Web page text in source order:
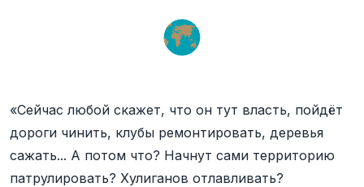
«Сейчас любой скажет, что он тут власть, пойдёт
дороги чинить, клубы ремонтировать, деревья
сажать... А потом что? Начнут сами территорию
патрулировать? Хулиганов отлавливать?